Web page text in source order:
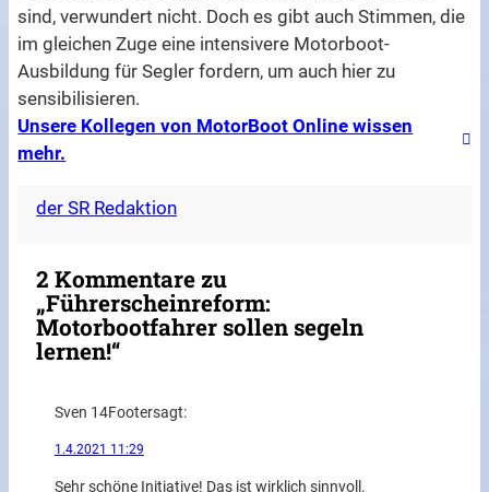
sind, verwundert nicht. Doch es gibt auch Stimmen, die
im gleichen Zuge eine intensivere Motorboot-
Ausbildung für Segler fordern, um auch hier zu
sensibilisieren.
Unsere Kollegen von MotorBoot Online wissen
mehr.
der SR Redaktion
2 Kommentare zu
„Führerscheinreform:
Motorbootfahrer sollen segeln
lernen!“
Sven 14Footersagt:
1.4.2021 11:29
Sehr schöne Initiative! Das ist wirklich sinnvoll.